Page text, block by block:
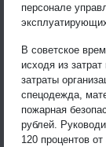
персонале
В советское
исходя из
затраты
спецодежда,
пожарная
рублей.
120 процентов